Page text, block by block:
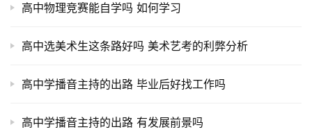
高中物理竞赛能自学吗 如何学习
高中选美术生这条路好吗 美术艺考的利弊分析
高中学播音主持的出路 毕业后好找工作吗
高中学播音主持的出路 有发展前景吗